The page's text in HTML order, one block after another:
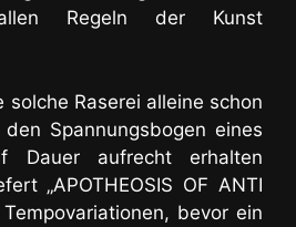
Regeln der Kunst
solche Raserei alleine schon
Spannungsbogen eines
Dauer aufrecht erhalten
„APOTHEOSIS OF ANTI
bevor ein